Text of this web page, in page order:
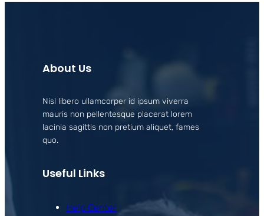
About Us
Nisl libero ullamcorper id ipsum viverra
mauris non pellentesque placerat lorem
lacinia sagittis non pretium aliquet, fames
quo.
Useful Links
Help Center